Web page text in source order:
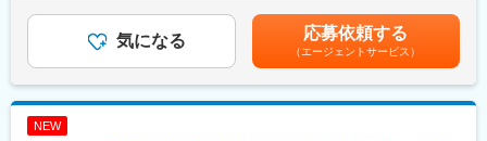
■企業魅力
ナルコウォータージャパン株式会社（NWJ）は、水処理・プロセ
新たな体制でスタートします。
操業、生産性・品質改善といった本質的な課題の解決に貢献する
ことです。
ナルコブランドとして長年築いてきた技術力・顧客基盤を引き継
の金額であり、選考を通じて上下する可能性があります。月給(月
額)は固定手当を含めた表記です。
気になる 応募依頼する
（エージェントサービス）
NEW